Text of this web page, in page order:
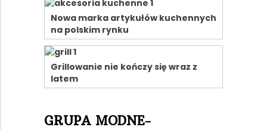
Nowa marka artykułów kuchennych
na polskim rynku
Grillowanie nie kończy się wraz z
latem
GRUPA MODNE-